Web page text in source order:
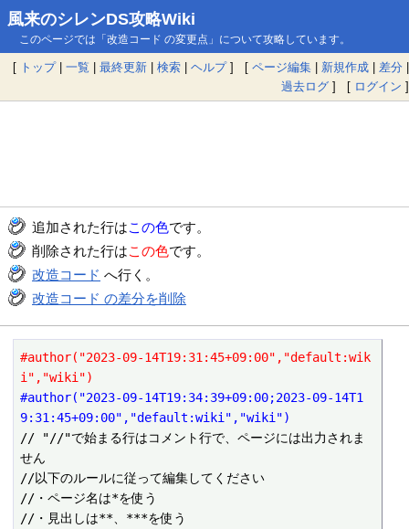
風来のシレンDS攻略Wiki
このページでは「改造コード の変更点」について攻略しています。
[ トップ| 一覧 | 最終更新 | 検索 | ヘルプ] [ ページ編集 | 新規作成 | 差分 |
過去ログ ] [ ログイン ]
追加された行はこの色です。
削除された行はこの色です。
改造コード へ行く。
改造コード の差分を削除
#author("2023-09-14T19:31:45+09:00","default:wik
i","wiki")
#author("2023-09-14T19:34:39+09:00;2023-09-14T1
9:31:45+09:00","default:wiki","wiki")
// "//"で始まる行はコメント行で、ページには出力されま
せん
//以下のルールに従って編集してください
//・ページ名は*を使う
//・見出しは**、***を使う